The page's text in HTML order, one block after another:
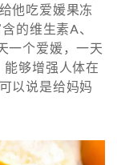
他吃爱媛果冻
的维生素A、
一个爱媛，一天
够增强人体在
以说是给妈妈